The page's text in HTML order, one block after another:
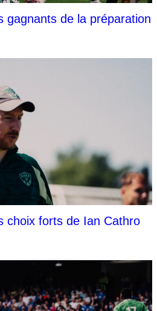
gagnants de la préparation
choix forts de Ian Cathro